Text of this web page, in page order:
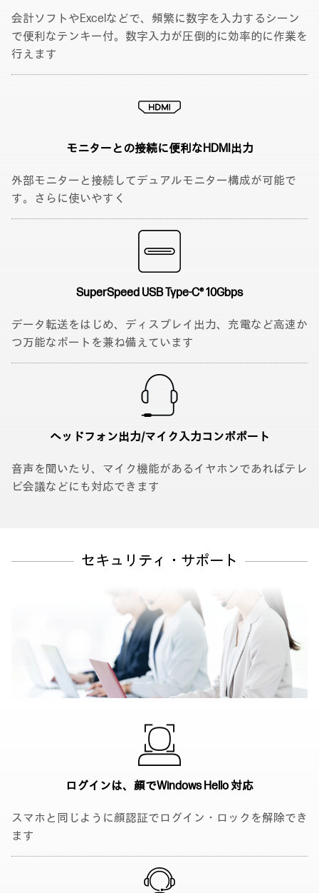
会計ソフトやExcelなどで、頻繁に数字を入力するシーン
で便利なテンキー付。数字入力が圧倒的に効率的に作業を
行えます
モニターとの接続に便利なHDMI出力
外部モニターと接続してデュアルモニター構成が可能で
す。さらに使いやすく
SuperSpeed USBType-C® 10Gbps
データ転送をはじめ、ディスプレイ出力、充電など高速か
つ万能なポートを兼ね備えています
ヘッドフォン出力/マイク入力コンボポート
音声を聞いたり、マイク機能があるイヤホンであればテレ
ビ会議などにも対応できます
セキュリティ・サポート
ログインは、顔でWindows Hello 対応
スマホと同じように顔認証でログイン・ロックを解除でき
ます